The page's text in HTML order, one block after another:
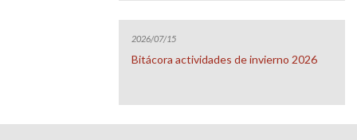
2026/07/15
Bitácora actividades de invierno 2026